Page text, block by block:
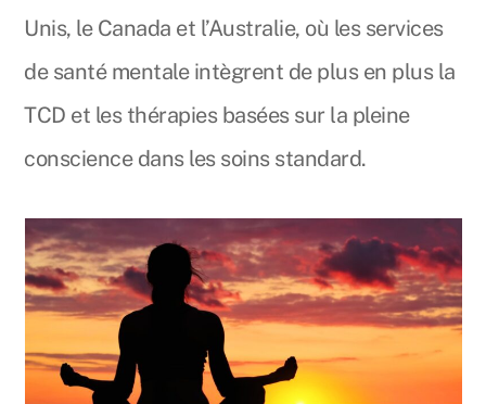
Unis, le Canada et l’Australie, où les services
de santé mentale intègrent de plus en plus la
TCD et les thérapies basées sur la pleine
conscience dans les soins standard.